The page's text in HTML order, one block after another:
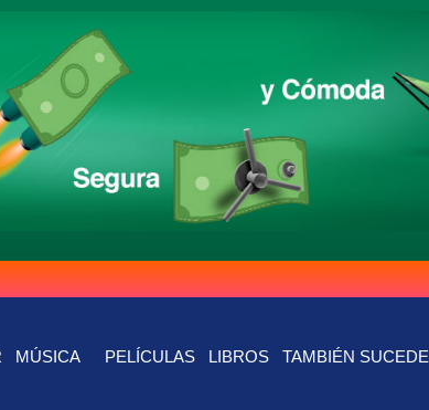
MÚSICA PELÍCULAS LIBROS TAMBIÉN SUCEDE